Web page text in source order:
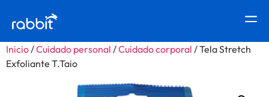
Inicio/Cuidado personal /Cuidado corporal / Tela Stretch
Exfoliante T.Taio